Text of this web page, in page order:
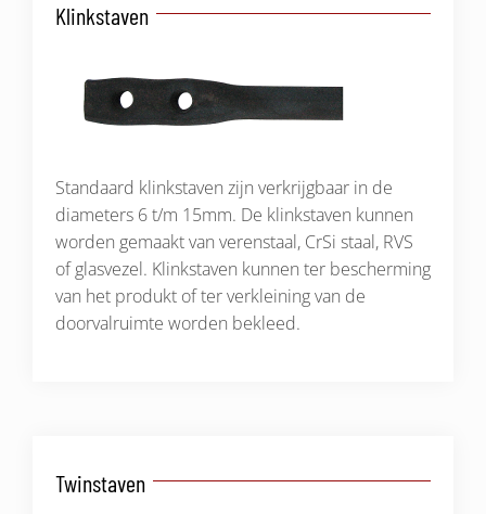
Klinkstaven
Standaard klinkstaven zijn verkrijgbaar in de
diameters 6 t/m 15mm. De klinkstaven kunnen
worden gemaakt van verenstaal, CrSi staal, RVS
of glasvezel. Klinkstaven kunnen ter bescherming
van het produkt of ter verkleining van de
doorvalruimte worden bekleed.
Twinstaven